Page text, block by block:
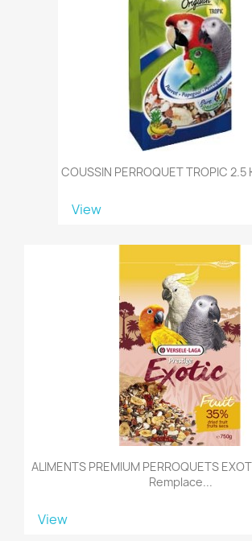
COUSSIN PERROQUET TROPIC 2.5
View
ALIMENTS PREMIUM PERROQUETS
Remplace...
View